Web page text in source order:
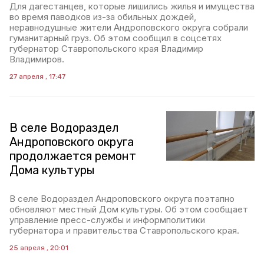
Для дагестанцев, которые лишились жилья и имущества
во время паводков из-за обильных дождей,
неравнодушные жители Андроповского округа собрали
гуманитарный груз. Об этом сообщил в соцсетях
губернатор Ставропольского края Владимир
Владимиров.
27 апреля , 17:47
В селе Водораздел
Андроповского округа
продолжается ремонт
Дома культуры
В селе Водораздел Андроповского округа поэтапно
обновляют местный Дом культуры. Об этом сообщает
управление пресс-службы и информполитики
губернатора и правительства Ставропольского края.
25 апреля , 20:01